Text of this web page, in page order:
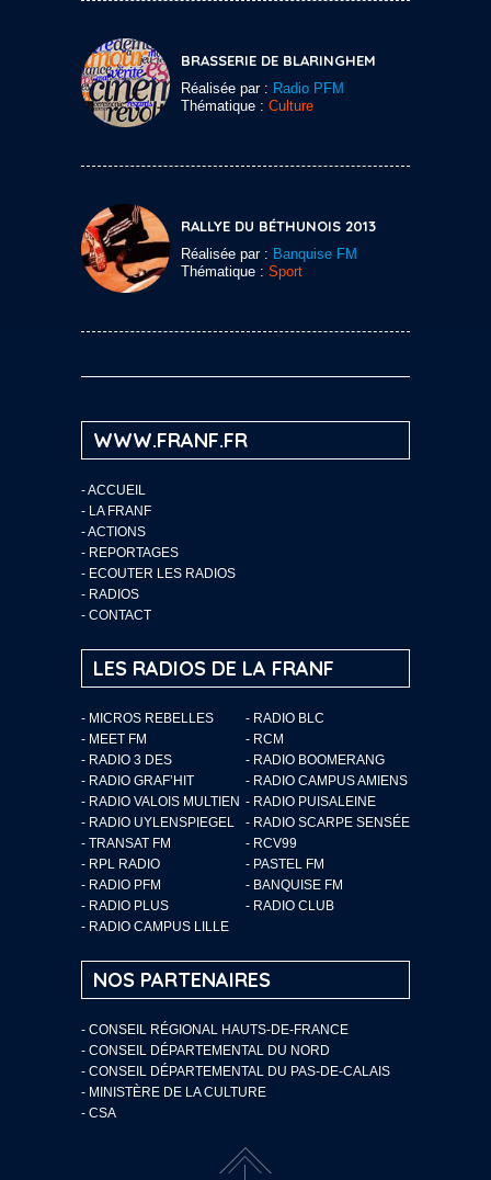
BRASSERIE DE BLARINGHEM
Réalisée par : Radio PFM
Thématique : Culture
RALLYE DU BÉTHUNOIS 2013
Réalisée par : Banquise FM
Thématique : Sport
WWW.FRANF.FR
-ACCUEIL
- LA FRANF
-ACTIONS
- REPORTAGES
- ECOUTER LES RADIOS
- RADIOS
- CONTACT
LES RADIOS DE LA FRANF
- MICROS REBELLES
- RADIO BLC
- MEET FM
- RCM
- RADIO 3 DES
- RADIO BOOMERANG
- RADIO GRAF’HIT
- RADIO CAMPUS AMIENS
- RADIO VALOIS MULTIEN - RADIO PUISALEINE
- RADIO UYLENSPIEGEL
- RADIO SCARPE SENSÉE
- TRANSAT FM
- RCV99
- RPL RADIO
- PASTEL FM
- RADIO PFM
- BANQUISE FM
- RADIO PLUS
- RADIO CLUB
- RADIO CAMPUS LILLE
NOS PARTENAIRES
- CONSEIL RÉGIONAL HAUTS-DE-FRANCE
- CONSEIL DÉPARTEMENTAL DU NORD
- CONSEIL DÉPARTEMENTAL DU PAS-DE-CALAIS
- MINISTÈRE DE LA CULTURE
- CSA